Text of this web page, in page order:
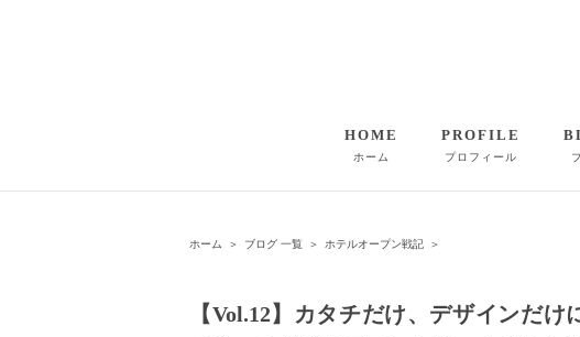
HOME
ホーム
PROFILE
プロフィール
ホーム ＞ ブログ 一覧 ＞ ホテルオープン戦記 ＞
【Vol.12】カタチだけ、デザインだけ